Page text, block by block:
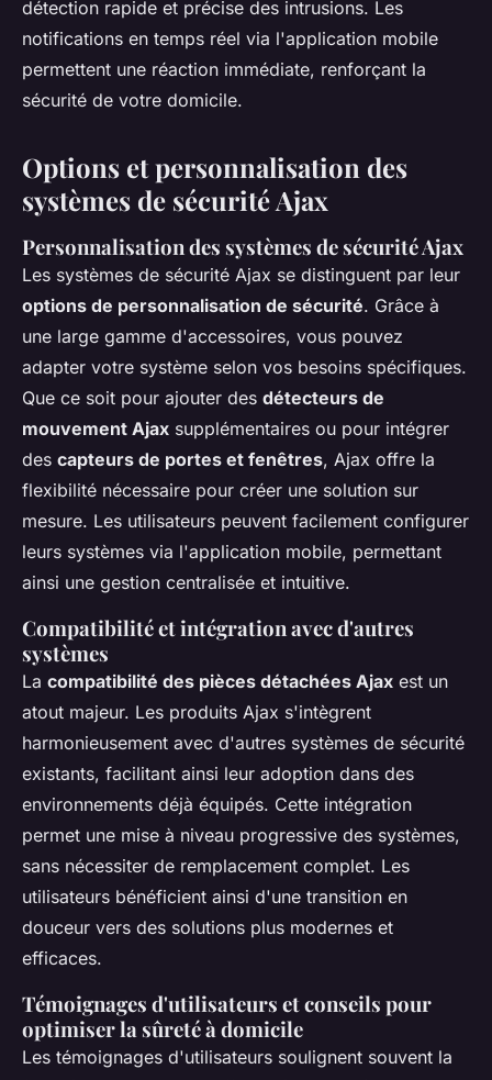
détection rapide et précise des intrusions. Les
notifications en temps réel via l'application mobile
permettent une réaction immédiate, renforçant la
sécurité de votre domicile.
Options et personnalisation des
systèmes de sécurité Ajax
Personnalisation des systèmes de sécurité Ajax
Les systèmes de sécurité Ajax se distinguent par leur
options de personnalisation de sécurité. Grâce à
une large gamme d'accessoires, vous pouvez
adapter votre système selon vos besoins spécifiques.
Que ce soit pour ajouter des détecteurs de
mouvement Ajax supplémentaires ou pour intégrer
des capteurs de portes et fenêtres, Ajax offre la
flexibilité nécessaire pour créer une solution sur
mesure. Les utilisateurs peuvent facilement configurer
leurs systèmes via l'application mobile, permettant
ainsi une gestion centralisée et intuitive.
Compatibilité et intégration avec d'autres
systèmes
La compatibilité des pièces détachées Ajax est un
atout majeur. Les produits Ajax s'intègrent
harmonieusement avec d'autres systèmes de sécurité
existants, facilitant ainsi leur adoption dans des
environnements déjà équipés. Cette intégration
permet une mise à niveau progressive des systèmes,
sans nécessiter de remplacement complet. Les
utilisateurs bénéficient ainsi d'une transition en
douceur vers des solutions plus modernes et
efficaces.
Témoignages d'utilisateurs et conseils pour
optimiser la sûreté à domicile
Les témoignages d'utilisateurs soulignent souvent la